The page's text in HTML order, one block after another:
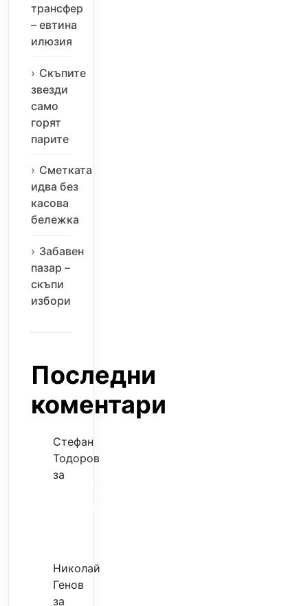
трансфер
– евтина
илюзия
Скъпите
звезди
само
горят
парите
Сметката
идва без
касова
бележка
Забавен
пазар –
скъпи
избори
Последни
коментари
Стефан
Тодоров
за
Николай
Генов
за